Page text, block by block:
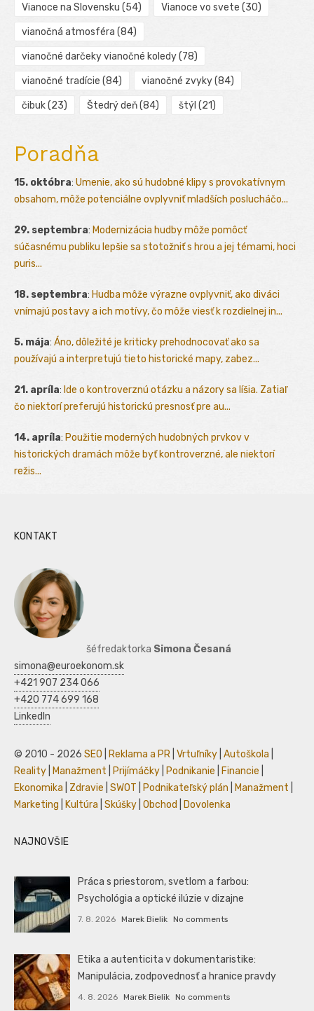
Vianoce na Slovensku (54) Vianoce vo svete (30)
vianočná atmosféra (84)
vianočné darčeky vianočné koledy(78)
vianočné tradície (84) vianočné zvyky(84)
čibuk(23) Štedrý deň(84) štýl (21)
Poradňa
15. októbra: Umenie, ako sú hudobné klipy s provokatívnym
obsahom, môže potenciálne ovplyvniť mladších poslucháčo...
29. septembra: Modernizácia hudby môže pomôcť
súčasnému publiku lepšie sa stotožniť s hrou a jej témami, hoci
puris...
18. septembra: Hudba môže výrazne ovplyvniť, ako diváci
vnímajú postavy a ich motívy, čo môže viesť k rozdielnej in...
5. mája: Áno, dôležité je kriticky prehodnocovať ako sa
používajú a interpretujú tieto historické mapy, zabez...
21. apríla: Ide o kontroverznú otázku a názory sa líšia. Zatiaľ
čo niektorí preferujú historickú presnosť pre au...
14. apríla: Použitie moderných hudobných prvkov v
historických dramách môže byť kontroverzné, ale niektorí
režis...
KONTAKT
šéfredaktorka Simona Česaná
simona@euroekonom.sk
+421 907 234 066
+420 774 699 168
LinkedIn
© 2010 - 2026 SEO Reklama a PR Vrtuľníky Autoškola
Reality
Manažment Prijímáčky Podnikanie Financie
Ekonomika
Zdravie SWOT Podnikateľský plán Manažment
Marketing
Kultúra Skúšky Obchod Dovolenka
NAJNOVŠIE
Práca s priestorom, svetlom a farbou:
Psychológia a optické ilúzie v dizajne
7. 8. 2026 Marek Bielik No comments
Etika a autenticita v dokumentaristike:
Manipulácia, zodpovednosť a hranice pravdy
4. 8. 2026 Marek Bielik No comments